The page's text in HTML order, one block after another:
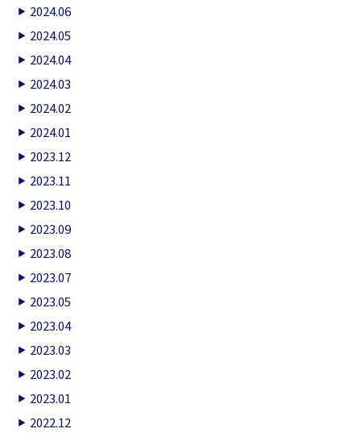
2024.06
2024.05
2024.04
2024.03
2024.02
2024.01
2023.12
2023.11
2023.10
2023.09
2023.08
2023.07
2023.05
2023.04
2023.03
2023.02
2023.01
2022.12